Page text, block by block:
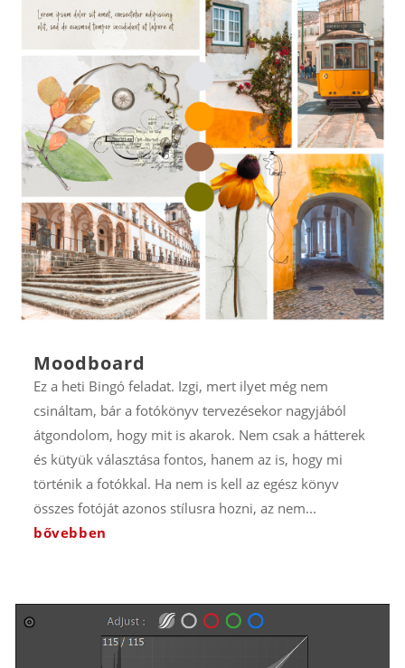
Moodboard
Ez a heti Bingó feladat. Izgi, mert ilyet még nem
csináltam, bár a fotókönyv tervezésekor nagyjából
átgondolom, hogy mit is akarok. Nem csak a hátterek
és kütyük választása fontos, hanem az is, hogy mi
történik a fotókkal. Ha nem is kell az egész könyv
összes fotóját azonos stílusra hozni, az nem...
bővebben